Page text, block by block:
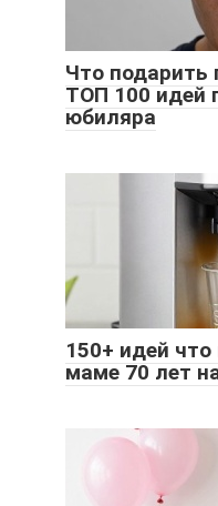
Что подарить
ТОП 100 идей
юбиляра
150+ идей
маме 70 лет